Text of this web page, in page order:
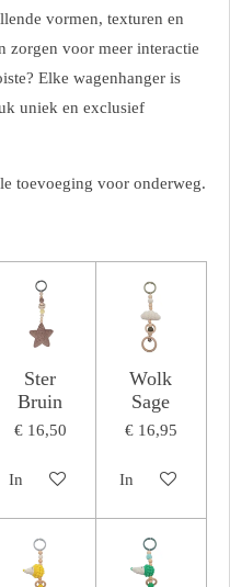
vormen, texturen en
zorgen voor meer interactie
Elke wagenhanger is
uniek en exclusief
toevoeging voor onderweg.
Ster
Bruin
€ 16,50
In winkelwagen
Wolk
Sage
€ 16,95
In winkelwagen